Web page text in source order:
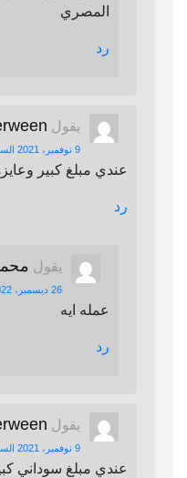
المصري
رد
يقول
9 نوفمبر، 2021 الساعة 6:00 م
عندي مبلغ كبير
رد
يقول
26 ديسمبر، 2022 الساعة 3:38 ص
عمله ايه
رد
يقول
9 نوفمبر، 2021 الساعة 7:57 م
عندي مبلغ سوداني